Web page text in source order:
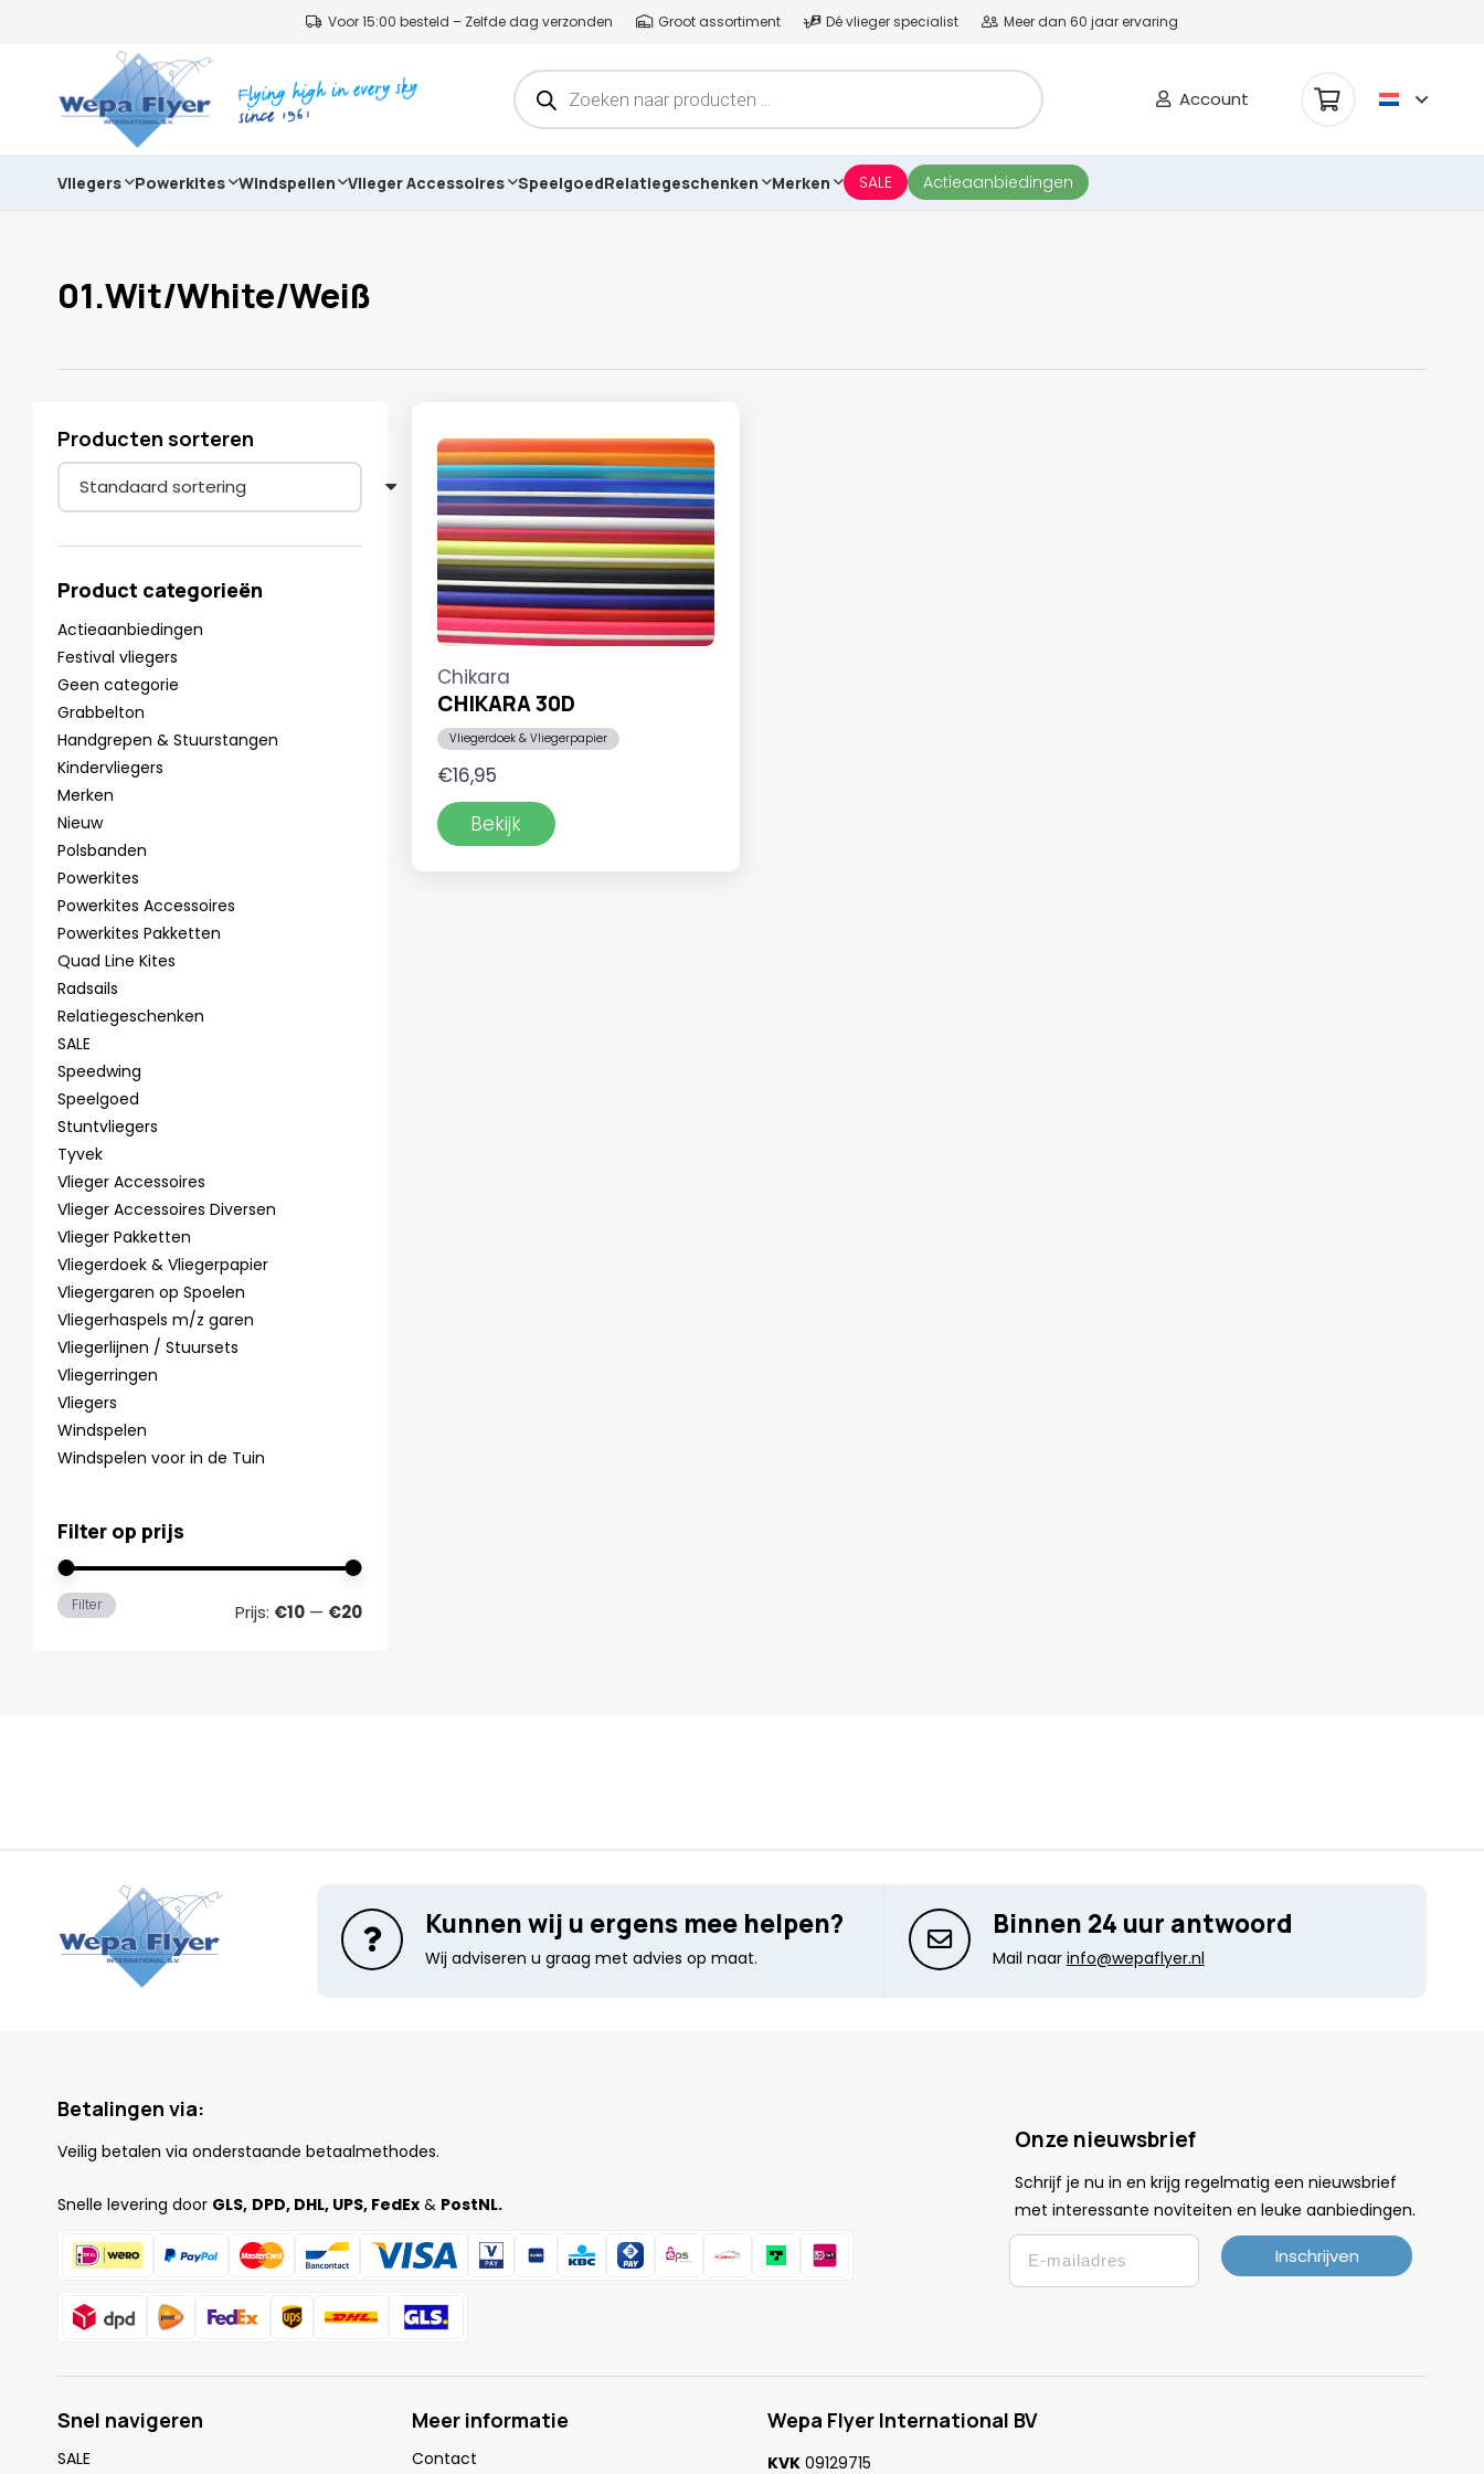
Voor 15:00 besteld – Zelfde dag verzonden Groot assortiment Dé vlieger specialist Meer dan 60 jaar ervaring
Producten
zoeken Account
Vliegers Powerkites Windspellen Vlieger Accessoires SpeelgoedRelatiegeschenken Merken SALE Actieaanbiedingen
01.Wit/White/Weiß
Producten sorteren
Product categorieën
Actieaanbiedingen
Festival vliegers
Geen categorie
Grabbelton
Handgrepen & Stuurstangen
Kindervliegers
Merken
Nieuw
Polsbanden
Powerkites
Powerkites Accessoires
Powerkites Pakketten
Quad Line Kites
Radsails
Relatiegeschenken
SALE
Speedwing
Speelgoed
Stuntvliegers
Tyvek
Vlieger Accessoires
Vlieger Accessoires Diversen
Vlieger Pakketten
Vliegerdoek & Vliegerpapier
Vliegergaren op Spoelen
Vliegerhaspels m/z garen
Vliegerlijnen / Stuursets
Vliegerringen
Vliegers
Windspelen
Windspelen voor in de Tuin
Filter op prijs
Min.
Max.
Filter Prijs: €10 — €20
Chikara
CHIKARA 30D
Vliegerdoek & Vliegerpapier
€16,95
Bekijk
Kunnen wij u ergens mee helpen?
Wij adviseren u graag met advies op maat.
Binnen 24 uur antwoord
Mail naar info@wepaflyer.nl
Betalingen via:
Veilig betalen via onderstaande betaalmethodes.
Snelle levering door GLS, DPD, DHL, UPS, FedEx & PostNL.
Onze nieuwsbrief
Schrijf je nu in en krijg regelmatig een nieuwsbrief
met interessante noviteiten en leuke aanbiedingen.
Email
Inschrijven
Snel navigeren
SALE
Meer informatie
Contact
Wepa Flyer International BV
KVK09129715